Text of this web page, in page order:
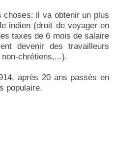
choses: il va obtenir un plus
indien (droit de voyager en
taxes de 6 mois de salaire
devenir des travailleurs
chrétiens,...).
après 20 ans passés en
populaire.